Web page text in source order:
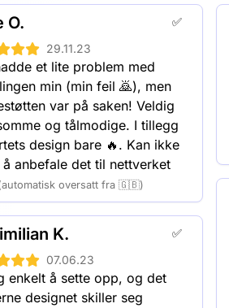
NFC-kort kan
✅
O.
29.11.23
et lite problem med
min (min feil 🙇), men
var på saken! Veldig
og tålmodige. I tillegg
design bare 🔥. Kan ikke
å anbefale det til nettverket
oversatt fra 🇬🇧)
✅
K.
07.06.23
enkelt å sette opp, og det
designet skiller seg